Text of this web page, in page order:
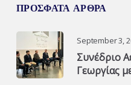
ΠΡΟΣΦΑΤΑ ΑΡΘΡΑ
September 3,
Συνέδριο
Γεωργίας